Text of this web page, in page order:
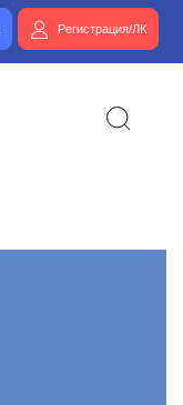
Регистрация/ЛК